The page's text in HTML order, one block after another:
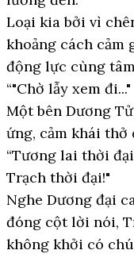
Loại kia bởi vì
khoảng cách cảm
động lực cùng
“"Chờ lẫy xem đi..."
Một bên Dương
ứng, cảm khái thở
“Tương lai thời
Trạch thời đại!"
Nghe Dương đại
đóng cột lời nói,
không khởi có